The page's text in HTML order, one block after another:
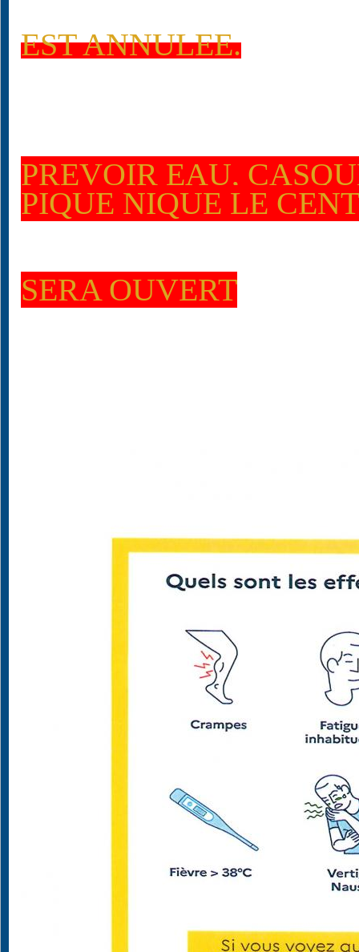
EST ANNULEE.
PREVOIR EAU,
PIQUE NIQUE LE
SERA OUVERT